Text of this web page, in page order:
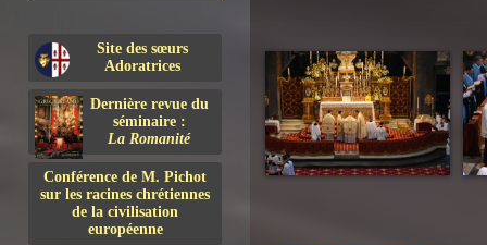
Site des sœurs
Adoratrices
Dernière revue du
séminaire :
La Romanité
Conférence de M. Pichot
sur les racines chrétiennes
de la civilisation
européenne